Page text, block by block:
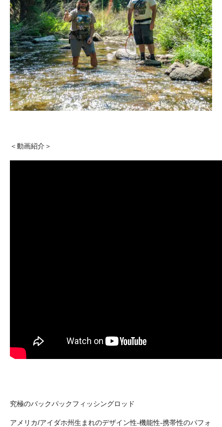
＜動画紹介＞
究極のバックパックフィッシングロッド
アメリカ/アイダホ州生まれのデザイン性-機能性-携帯性のパフォ